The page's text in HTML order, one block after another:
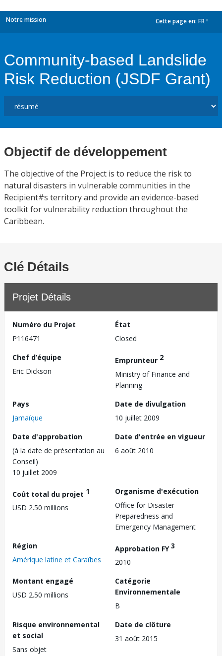
Notre mission Cette page en: FR
Community-based Landslide
Risk Reduction (JSDF Grant)
Objectif de développement
The objective of the Project is to reduce the risk to
natural disasters in vulnerable communities in the
Recipient#s territory and provide an evidence-based
toolkit for vulnerability reduction throughout the
Caribbean.
Clé Détails
Projet Détails
Numéro du Projet
P116471
État
Closed
Chef d’équipe
Eric Dickson
Emprunteur 2
Ministry of Finance and
Planning
Pays
Jamaïque
Date de divulgation
10 juillet 2009
Date d'approbation
(à la date de présentation au
Conseil)
10 juillet 2009
Date d'entrée en vigueur
6 août 2010
Coût total du projet 1
USD 2.50 millions
Organisme d'exécution
Office for Disaster
Preparedness and
Emergency Management
Région
Amérique latine et Caraïbes
Approbation FY3
2010
Montant engagé
USD 2.50 millions
Catégorie
Environnementale
B
Risque environnemental
et social
Sans objet
Date de clôture
31 août 2015